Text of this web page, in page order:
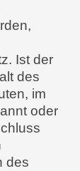
Ist der
des
im
oder
des